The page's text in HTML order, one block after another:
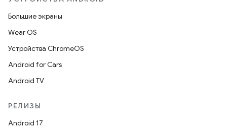
Большие экраны
Wear OS
Устройства ChromeOS
Android for Cars
Android TV
РЕЛИЗЫ
Android 17